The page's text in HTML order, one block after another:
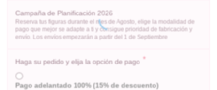
Campaña de Planificación 2026
Reserva tus figuras durante el mes de Agosto, elige la modalidad de
pago que mejor se adapte a ti y consigue prioridad de fabricación y
envío. Los envíos empezarán a partir del 1 de Septiembre
Haga su pedido y elija la opción de pago *
Pago adelantado 100% (15% de descuento)